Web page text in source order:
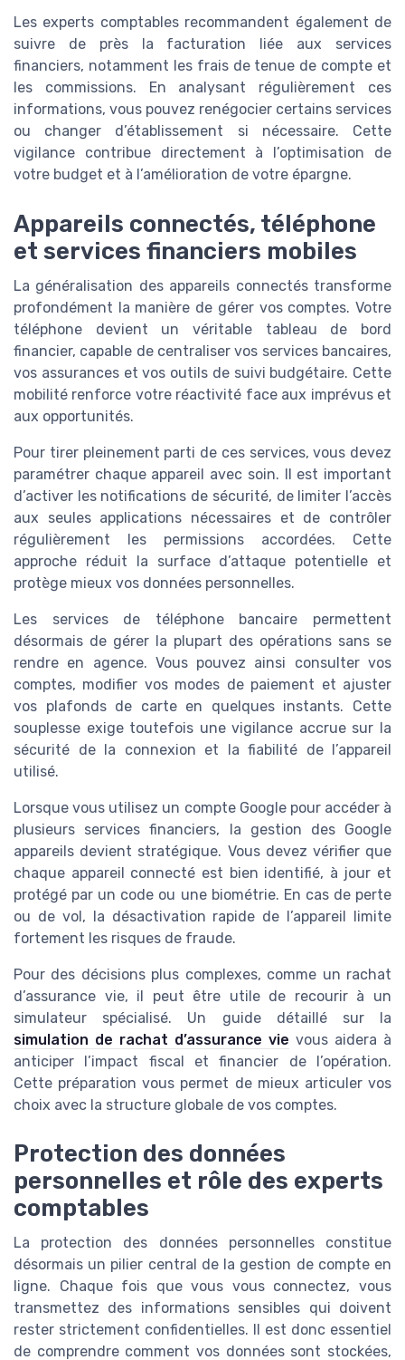
Les experts comptables recommandent également de
suivre de près la facturation liée aux services
financiers, notamment les frais de tenue de compte et
les commissions. En analysant régulièrement ces
informations, vous pouvez renégocier certains services
ou changer d’établissement si nécessaire. Cette
vigilance contribue directement à l’optimisation de
votre budget et à l’amélioration de votre épargne.
Appareils connectés, téléphone
et services financiers mobiles
La généralisation des appareils connectés transforme
profondément la manière de gérer vos comptes. Votre
téléphone devient un véritable tableau de bord
financier, capable de centraliser vos services bancaires,
vos assurances et vos outils de suivi budgétaire. Cette
mobilité renforce votre réactivité face aux imprévus et
aux opportunités.
Pour tirer pleinement parti de ces services, vous devez
paramétrer chaque appareil avec soin. Il est important
d’activer les notifications de sécurité, de limiter l’accès
aux seules applications nécessaires et de contrôler
régulièrement les permissions accordées. Cette
approche réduit la surface d’attaque potentielle et
protège mieux vos données personnelles.
Les services de téléphone bancaire permettent
désormais de gérer la plupart des opérations sans se
rendre en agence. Vous pouvez ainsi consulter vos
comptes, modifier vos modes de paiement et ajuster
vos plafonds de carte en quelques instants. Cette
souplesse exige toutefois une vigilance accrue sur la
sécurité de la connexion et la fiabilité de l’appareil
utilisé.
Lorsque vous utilisez un compte Google pour accéder à
plusieurs services financiers, la gestion des Google
appareils devient stratégique. Vous devez vérifier que
chaque appareil connecté est bien identifié, à jour et
protégé par un code ou une biométrie. En cas de perte
ou de vol, la désactivation rapide de l’appareil limite
fortement les risques de fraude.
Pour des décisions plus complexes, comme un rachat
d’assurance vie, il peut être utile de recourir à un
simulateur spécialisé. Un guide détaillé sur la
simulation de rachat d’assurance vie vous aidera à
anticiper l’impact fiscal et financier de l’opération.
Cette préparation vous permet de mieux articuler vos
choix avec la structure globale de vos comptes.
Protection des données
personnelles et rôle des experts
comptables
La protection des données personnelles constitue
désormais un pilier central de la gestion de compte en
ligne. Chaque fois que vous vous connectez, vous
transmettez des informations sensibles qui doivent
rester strictement confidentielles. Il est donc essentiel
de comprendre comment vos données sont stockées,